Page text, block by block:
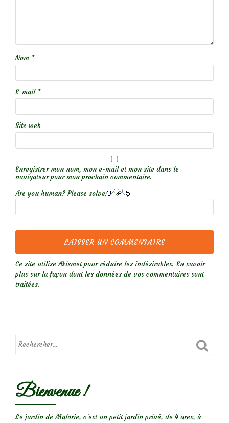
Nom *
E-mail *
Site web
Enregistrer mon nom, mon e-mail et mon site dans le
navigateur pour mon prochain commentaire.
Are you human? Please solve:
Ce site utilise Akismet pour réduire les indésirables. En savoir
plus sur la façon dont les données de vos commentaires sont
traitées.
Bienvenue !
Le jardin de Malorie, c'est un petit jardin privé, de 4 ares, à